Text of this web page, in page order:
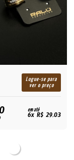
Logue-se para
ver o preço
em até
6x R$ 29,03